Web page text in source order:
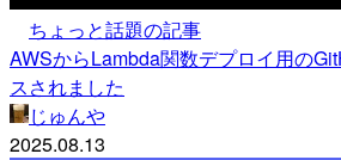
ちょっと話題の記事
AWSからLambda関数デプロイ用の
スされました
じゅんや
2025.08.13